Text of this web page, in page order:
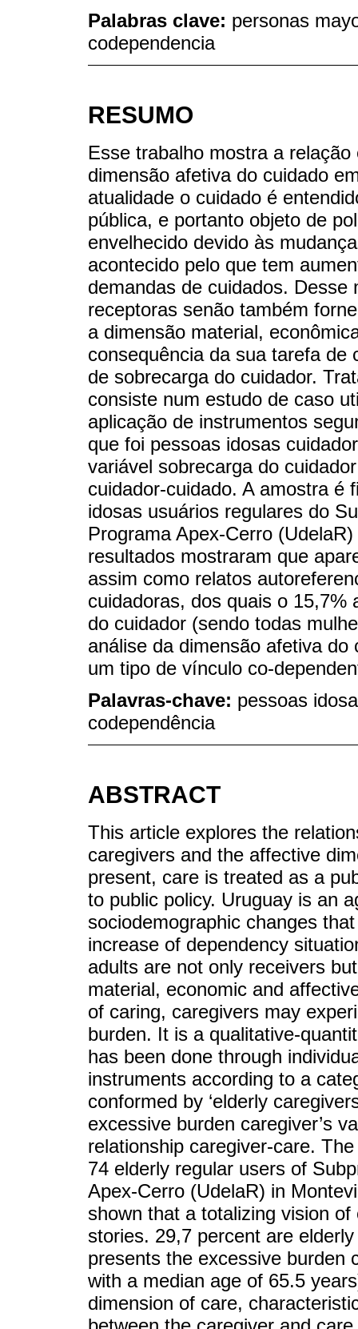
Palabras clave: personas
codependencia
RESUMO
Esse trabalho mostra a
dimensão afetiva do cuidado
atualidade o cuidado é
pública, e portanto objeto de
envelhecido devido às
acontecido pelo que tem
demandas de cuidados.
receptoras senão também
a dimensão material,
consequência da sua tarefa de
de sobrecarga do cuidador.
consiste num estudo de caso
aplicação de instrumentos
que foi pessoas idosas
variável sobrecarga do
cuidador-cuidado. A amostra é
idosas usuários regulares do
Programa Apex-Cerro
resultados mostraram que
assim como relatos
cuidadoras, dos quais o
do cuidador (sendo todas
análise da dimensão afetiva
um tipo de vínculo co-
Palavras-chave: pessoas
codependência
ABSTRACT
This article explores the
caregivers and the affective
present, care is treated as a
to public policy. Uruguay is an
sociodemographic changes
increase of dependency
adults are not only receivers
material, economic and
of caring, caregivers may
burden. It is a qualitative-
has been done through
instruments according to a
conformed by ‘elderly
excessive burden caregiver’s
relationship caregiver-care.
74 elderly regular users of
Apex-Cerro (UdelaR) in
shown that a totalizing vision
stories. 29,7 percent are
presents the excessive burden
with a median age of 65.5
dimension of care,